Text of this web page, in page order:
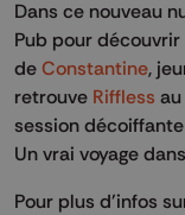
Dans ce nouveau
Pub pour
de Constantine,
retrouve Riffless
session
Un vrai voyage
Pour plus d'infos